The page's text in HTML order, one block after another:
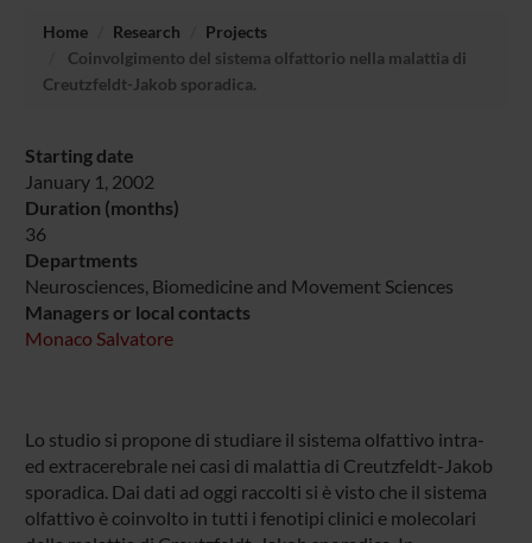
Home Research
Projects
Coinvolgimento del sistema olfattorio nella malattia di
Creutzfeldt-Jakob sporadica.
Starting date
January 1, 2002
Duration (months)
36
Departments
Neurosciences, Biomedicine and Movement Sciences
Managers or local contacts
Monaco Salvatore
Lo studio si propone di studiare il sistema olfattivo intra-
ed extracerebrale nei casi di malattia di Creutzfeldt-Jakob
sporadica. Dai dati ad oggi raccolti si è visto che il sistema
olfattivo è coinvolto in tutti i fenotipi clinici e molecolari